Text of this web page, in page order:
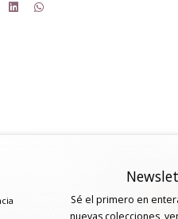
Sé el primero en
nuevas colecciones,